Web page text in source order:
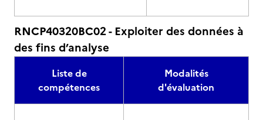
RNCP40320BC02 - Exploiter des données à
des fins d’analyse
Liste de
compétences
Modalités
d'évaluation